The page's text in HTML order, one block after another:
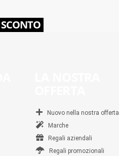
Nuovo nella nostra offerta
Marche
Regali aziendali
Regali promozionali